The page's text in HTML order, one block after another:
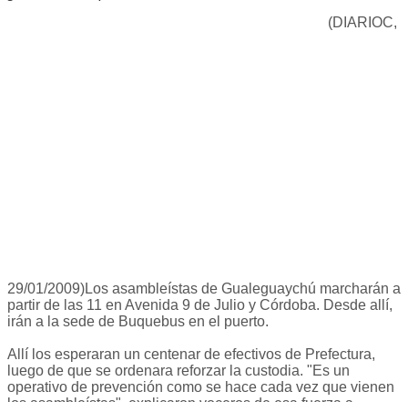
(DIARIOC,
29/01/2009)Los asambleístas de Gualeguaychú marcharán a
partir de las 11 en Avenida 9 de Julio y Córdoba. Desde allí,
irán a la sede de Buquebus en el puerto.
Allí los esperaran un centenar de efectivos de Prefectura,
luego de que se ordenara reforzar la custodia. "Es un
operativo de prevención como se hace cada vez que vienen